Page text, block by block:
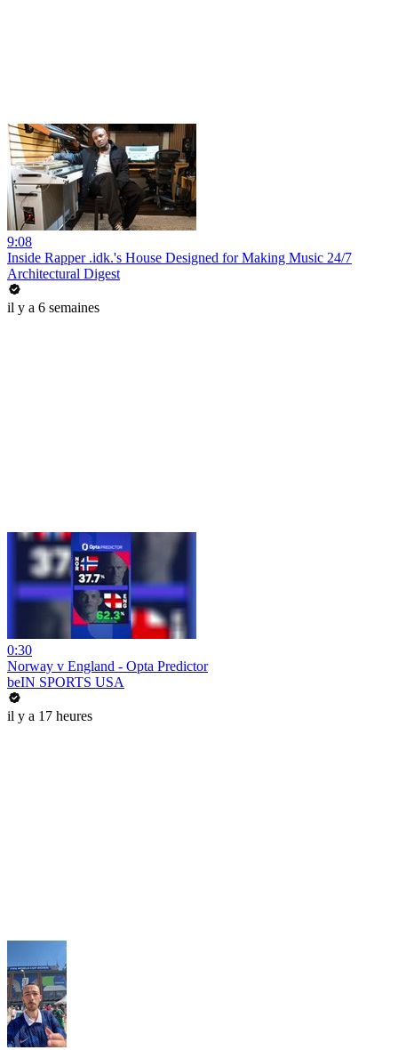
9:08
Inside Rapper .idk.'s House Designed for Making Music 24/7
Architectural Digest
il y a 6 semaines
0:30
Norway v England - Opta Predictor
beIN SPORTS USA
il y a 17 heures